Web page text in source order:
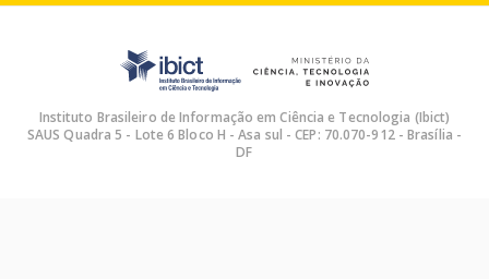
Instituto Brasileiro de Informação em Ciência e Tecnologia (Ibict)
SAUS Quadra 5 - Lote 6 Bloco H - Asa sul - CEP: 70.070-912 - Brasília -
DF